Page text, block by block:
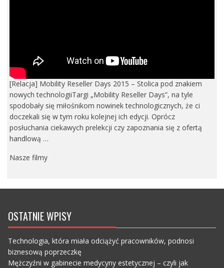
[Relacja] Mobility Reseller Days 2015 – Stolica pod znakiem
nowych technologiiTargi „Mobility Reseller Days”, na tyle
spodobały się miłośnikom nowinek technologicznych, że ci
doczekali się w tym roku kolejnej ich edycji. Oprócz
posłuchania ciekawych prelekcji czy zapoznania się z ofertą
handlową …
Nasze filmy
OSTATNIE WPISY
Technologia, która miała odciążyć pracowników, podnosi
biznesową poprzeczkę
Mężczyźni w gabinecie medycyny estetycznej – czyli jak